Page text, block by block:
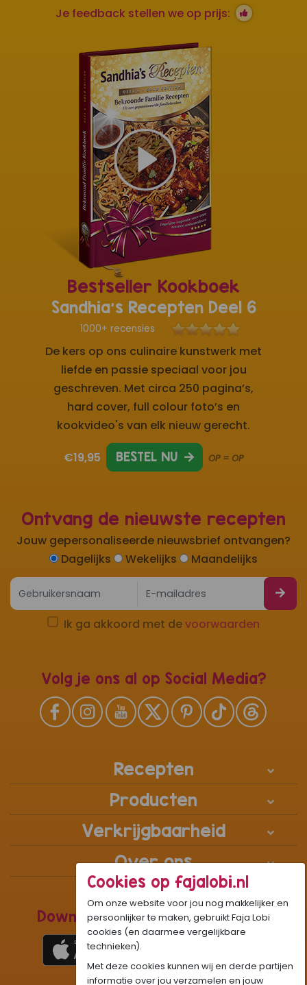
Ontvang de nieuwste recepten
Jouw gepersonaliseerde nieuwsbrief ontvangen?
Dagelijks
Wekelijks Maandelijks
Ik ga akkoord met devoorwaarden
Volg je ons al op Social Media?
Recepten
Producten
Verkrijgbaarheid
Over ons
Download de Recepten Webapp
WhatsApp Community:
Je feedback stellen we op prijs:
Bestseller Kookboek
Sandhia's Recepten Deel 6
1000+ recensies
De kers op ons culinaire kunstwerk met
liefde en passie speciaal voor jou
geschreven. Met circa 250 pagina’s,
hard cover, full colour foto’s en
kookvideo's van elk nieuw gerecht.
€19,95 BESTEL NU OP = OP
Cookies op fajalobi.nl
Om onze website voor jou nog makkelijker en
persoonlijker te maken, gebruikt Faja Lobi
cookies (en daarmee vergelijkbare
technieken).
Met deze cookies kunnen wij en derde partijen
informatie over jou verzamelen en jouw